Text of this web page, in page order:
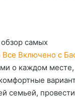
самых
Все Включено с
о каждом месте,
семьей,